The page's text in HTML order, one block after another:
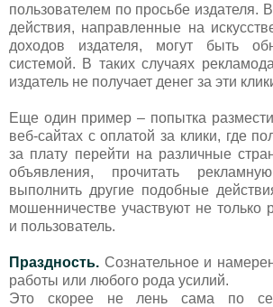
пользователем по просьбе издателя.
действия, направленные на
доходов издателя, могут быть
системой. В таких случаях
издатель не получает денег за эти
Еще один пример – попытка
веб-сайтах с оплатой за клики, где
за плату перейти на различные
объявления, прочитать
выполнить другие подобные
мошенничестве участвуют не только
и пользователь.
Праздность. Сознательное и
работы или любого рода усилий.
Это скорее не лень сама по